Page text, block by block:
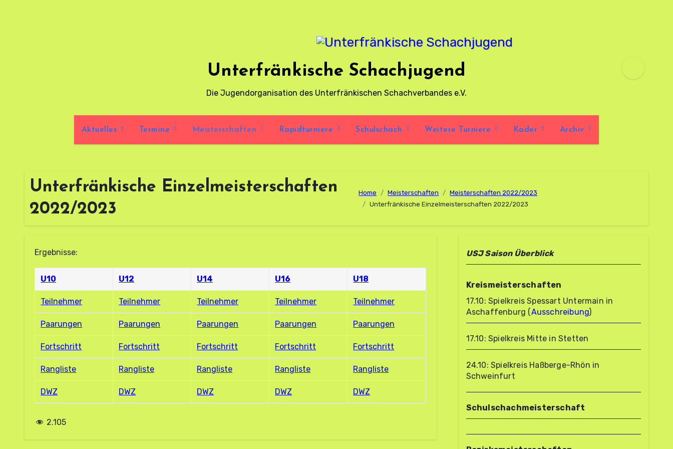
Unterfränkische Schachjugend
Die Jugend­organisation des Unter­fränkischen Schach­verbandes e.V.
Aktuelles Termine Meisterschaften Rapidturniere Schulschach Weitere Turniere Kader Archiv
Unterfränkische Einzelmeisterschaften
2022/2023
Home Meisterschaften
Meisterschaften 2022/2023
Unterfränkische Einzelmeisterschaften 2022/2023
Ergebnisse:
U10 U12 U14 U16 U18
Teilnehmer Teilnehmer Teilnehmer Teilnehmer Teilnehmer
Paarungen Paarungen Paarungen Paarungen Paarungen
Fortschritt Fortschritt Fortschritt Fortschritt Fortschritt
Rangliste Rangliste Rangliste Rangliste Rangliste
DWZ DWZ DWZ DWZ DWZ
2.105
USJ Saison Überblick
Kreismeisterschaften
17.10: Spielkreis Spessart Untermain in
Aschaffenburg (Ausschreibung)
17.10: Spielkreis Mitte in Stetten
24.10: Spielkreis Haßberge-Rhön in
Schweinfurt
Schulschachmeisterschaft